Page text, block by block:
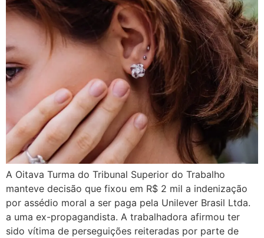
A Oitava Turma do Tribunal Superior do Trabalho
manteve decisão que fixou em R$ 2 mil a indenização
por assédio moral a ser paga pela Unilever Brasil Ltda.
a uma ex-propagandista. A trabalhadora afirmou ter
sido vítima de perseguições reiteradas por parte de